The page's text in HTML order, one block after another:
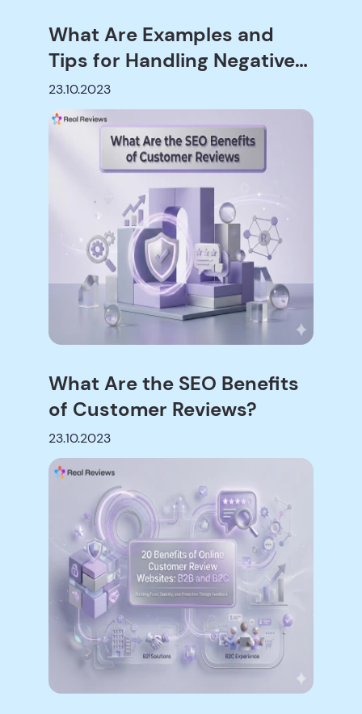
What Are Examples and
Tips for Handling Negative
Reviews?
23.10.2023
What Are the SEO Benefits
of Customer Reviews?
23.10.2023